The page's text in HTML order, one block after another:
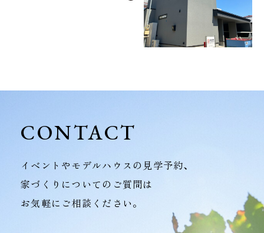
CONTACT
イベントやモデルハウスの見学予約、
家づくりについてのご質問は
お気軽にご相談ください。